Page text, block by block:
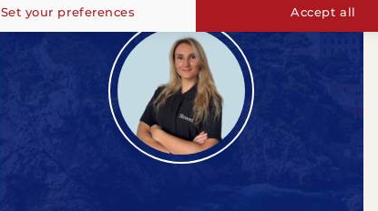
Set your preferences Accept all